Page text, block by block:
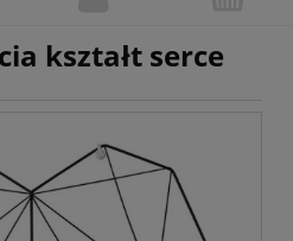
kształt serce